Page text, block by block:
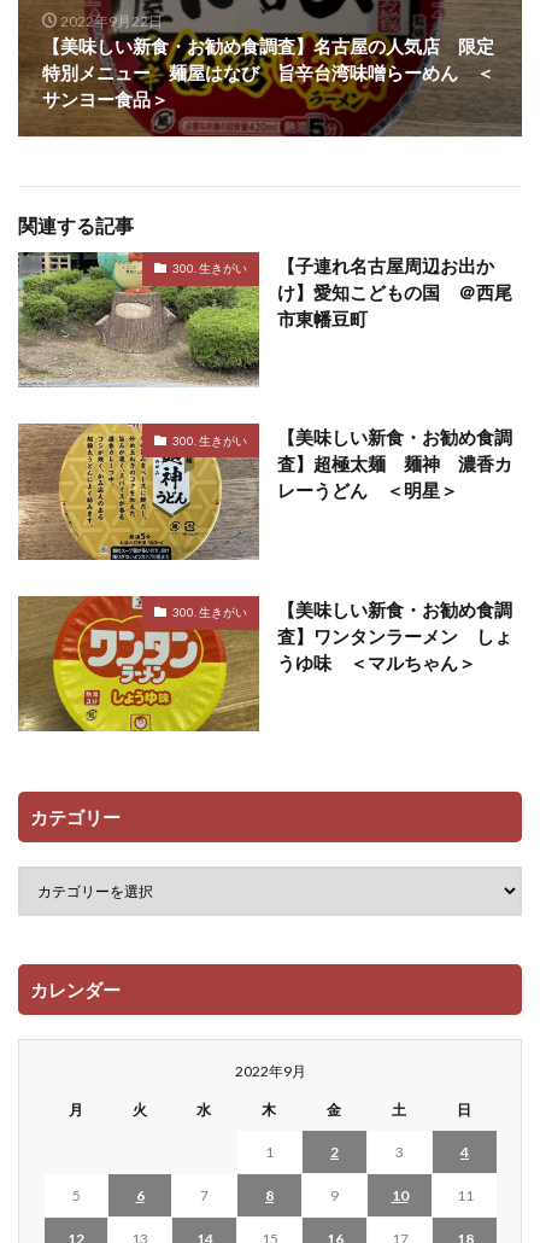
2022年9月22日
【美味しい新食・お勧め食調査】名古屋の人気店 限定
特別メニュー 麺屋はなび 旨辛台湾味噌らーめん ＜
サンヨー食品＞
関連する記事
300. 生きがい
【子連れ名古屋周辺お出か
け】愛知こどもの国 ＠西尾
市東幡豆町
300. 生きがい
【美味しい新食・お勧め食調
査】超極太麺 麺神 濃香カ
レーうどん ＜明星＞
300. 生きがい
【美味しい新食・お勧め食調
査】ワンタンラーメン しょ
うゆ味 ＜マルちゃん＞
カテゴリー
カレンダー
2022年9月
月 火 水 木 金 土 日
1 2 3 4
5 6 7 8 9 10 11
12 13 14 15 16 17 18